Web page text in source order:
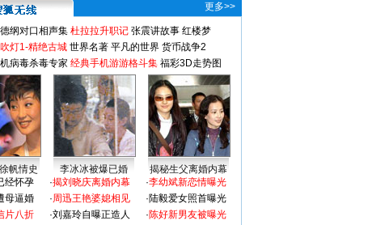
更多>>
纲对口相声集 杜拉拉升职记 张震讲故事 红楼梦
灯1-精绝古城 世界名著 平凡的世界 货币战争2
病毒杀毒专家 经典手机游游格斗集 福彩3D走势图
帆情史 李冰冰被爆已婚
揭秘生父离婚内幕
经怀孕
母逼婚
片八折
·揭刘晓庆离婚内幕
·周迅王艳婆媳相见
·刘嘉玲自曝正造人
·李幼斌新恋情曝光
·陆毅爱女照首曝光
·陈好新男友被曝光